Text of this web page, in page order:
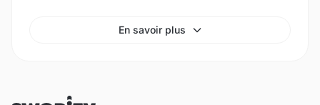
En savoir plus